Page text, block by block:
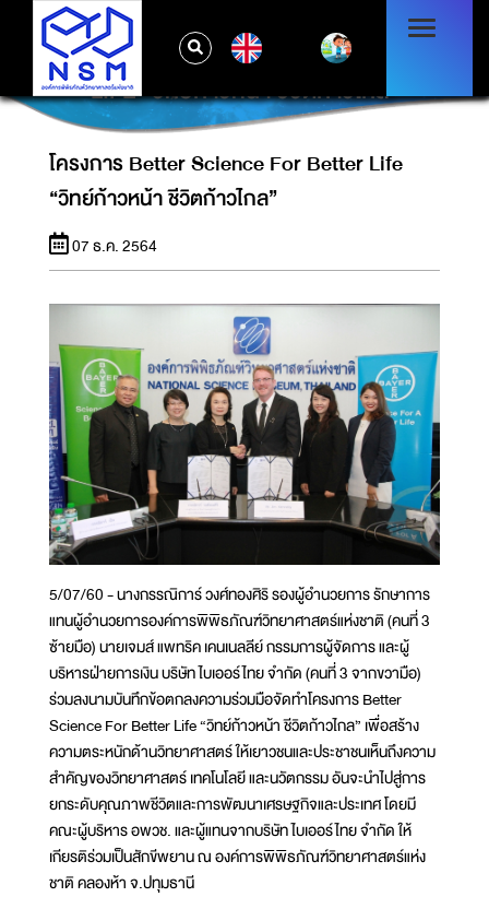
โครงการ BETTER SCIENCE FOR BETTER
LIFE “วิทย์ก้าวหน้า ชีวิตก้าวไกล”
โครงการ Better Science For Better Life
“วิทย์ก้าวหน้า ชีวิตก้าวไกล”
07 ธ.ค. 2564
5/07/60 - นางกรรณิการ์ วงศ์ทองศิริ รองผู้อำนวยการ รักษาการ
แทนผู้อำนวยการองค์การพิพิธภัณฑ์วิทยาศาสตร์แห่งชาติ (คนที่ 3
ซ้ายมือ) นายเจมส์ แพทริค เคนเนลลีย์ กรรมการผู้จัดการ และผู้
บริหารฝ่ายการเงิน บริษัท ไบเออร์ไทย จำกัด (คนที่ 3 จากขวามือ)
ร่วมลงนามบันทึกข้อตกลงความร่วมมือจัดทำโครงการ Better
Science For Better Life “วิทย์ก้าวหน้า ชีวิตก้าวไกล” เพื่อสร้าง
ความตระหนักด้านวิทยาศาสตร์ ให้เยาวชนและประชาชนเห็นถึงความ
สำคัญของวิทยาศาสตร์ เทคโนโลยี และนวัตกรรม อันจะนำไปสู่การ
ยกระดับคุณภาพชีวิตและการพัฒนาเศรษฐกิจและประเทศ โดยมี
คณะผู้บริหาร อพวช. และผู้แทนจากบริษัท ไบเออร์ไทย จำกัด ให้
เกียรติร่วมเป็นสักขีพยาน ณ องค์การพิพิธภัณฑ์วิทยาศาสตร์แห่ง
ชาติ คลองห้า จ.ปทุมธานี